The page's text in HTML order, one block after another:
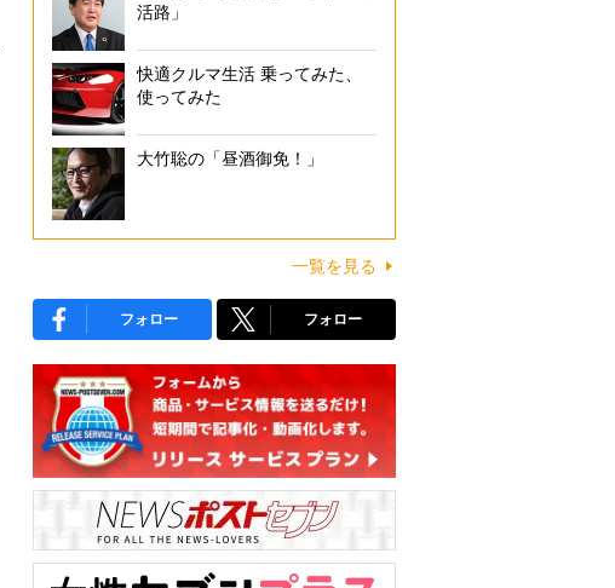
活路」
快適クルマ生活 乗ってみた、
使ってみた
大竹聡の「昼酒御免！」
一覧を見る
フォロー フォロー